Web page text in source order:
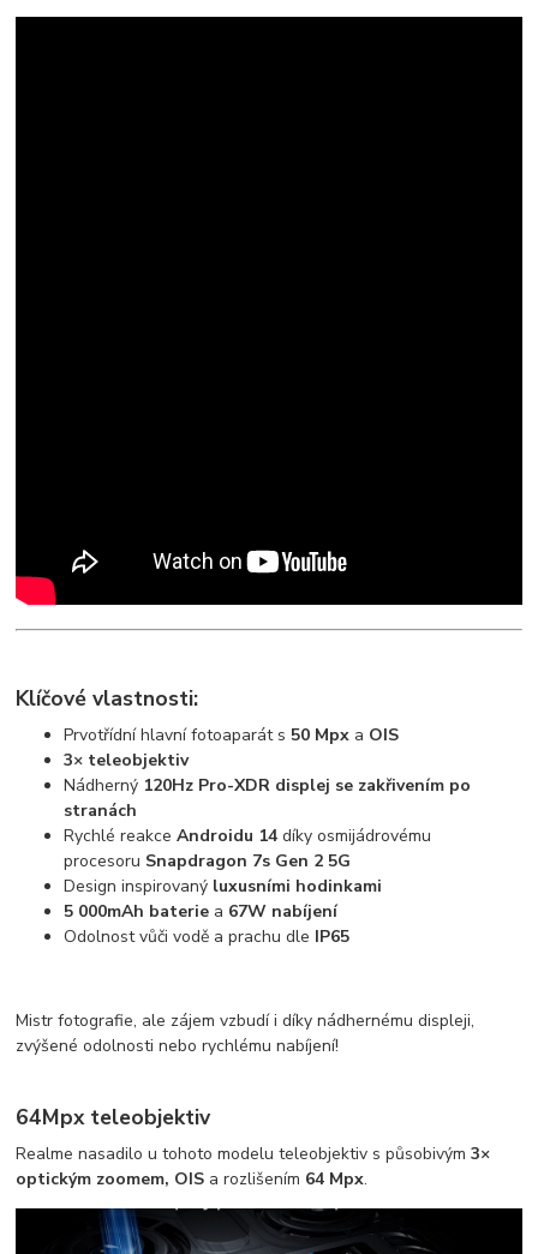
Klíčové vlastnosti:
Prvotřídní hlavní fotoaparát s 50 Mpx a OIS
3× teleobjektiv
Nádherný 120Hz Pro-XDR displej se zakřivením po
stranách
Rychlé reakceAndroidu 14 díky osmijádrovému
procesoru Snapdragon 7s Gen 2 5G
Design inspirovaný luxusními hodinkami
5 000mAh baterie a 67W nabíjení
Odolnost vůči vodě a prachu dle IP65
Mistr fotografie, ale zájem vzbudí i díky nádhernému displeji,
zvýšené odolnosti nebo rychlému nabíjení!
64Mpx teleobjektiv
Realme nasadilo u tohoto modelu teleobjektiv s působivým3×
optickým zoomem, OIS a rozlišením 64 Mpx.